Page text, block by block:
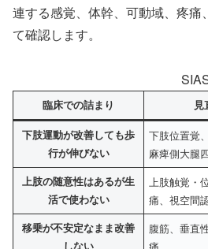
連する感覚、体幹、可動域、疼痛
て確認します。
臨床での詰まり 見
下肢運動が改善しても歩
行が伸びない
下肢位置覚
麻痺側大腿
上肢の随意性はあるが生
活で使わない
上肢触覚・
痛、視空間
移乗が不安定なまま改善
しない
腹筋、垂直
痛